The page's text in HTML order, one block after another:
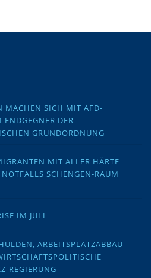
MACHEN SICH MIT AFD-
ENDGEGNER DER
GRUNDORDNUNG
MIT ALLER HÄRTE
SCHENGEN-RAUM
IM JULI
ARBEITSPLATZABBAU
REGIERUNG